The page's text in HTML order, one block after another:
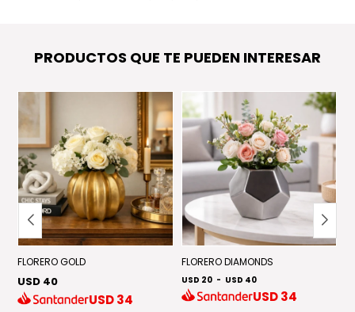
una adición atemporal a tu hogar u oficina.
PRODUCTOS QUE TE PUEDEN INTERESAR
FLORERO GOLD
USD 40
USD34
FLORERO DIAMONDS
USD 20 - USD 40
USD34